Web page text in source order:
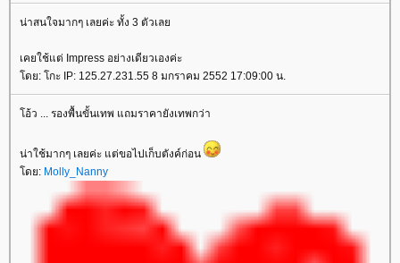
น่าสนใจมากๆ เลยค่ะ ทั้ง 3 ตัวเล
เคยใช้แต่ Impress อย่างเดียวเองค่ะ
ดย: โกะ IP: 125.27.231.55 8 มกราคม 2552 17:09:00 น.
อ้ว ... รองพื้นขั้นเทพ แถมราคายังเทพกว่า
น่าใช้มากๆ เลยค่ะ แต่ขอไปเก็บตังค์ก่อน
ดย: Molly_Nanny